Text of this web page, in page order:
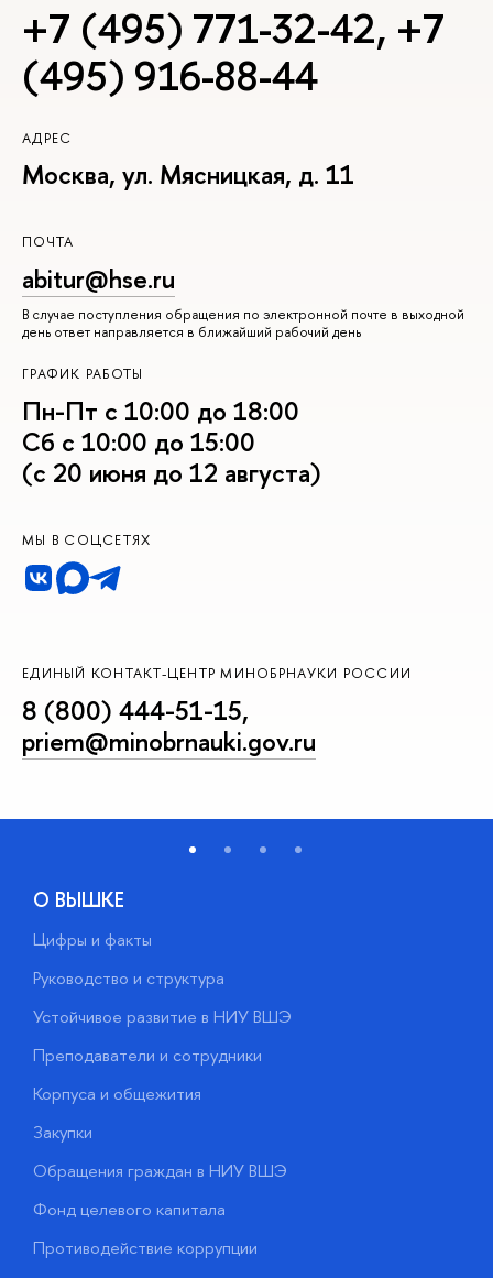
+7 (495) 771-32-42, +7
(495) 916-88-44
АДРЕС
Москва, ул. Мясницкая, д. 11
ПОЧТА
abitur@hse.ru
В случае поступления обращения по электронной почте в выходной
день ответ направляется в ближайший рабочий день
ГРАФИК РАБОТЫ
Пн-Пт с 10:00 до 18:00
Сб с 10:00 до 15:00
(с 20 июня до 12 августа)
МЫ В СОЦСЕТЯХ
ЕДИНЫЙ КОНТАКТ-ЦЕНТР МИНОБРНАУКИ РОССИИ
8 (800) 444-51-15,
priem@minobrnauki.gov.ru
О ВЫШКЕ
Цифры и факты
Руководство и структура
Устойчивое развитие в НИУ ВШЭ
Преподаватели и сотрудники
Корпуса и общежития
Закупки
Обращения граждан в НИУ ВШЭ
Фонд целевого капитала
Противодействие коррупции